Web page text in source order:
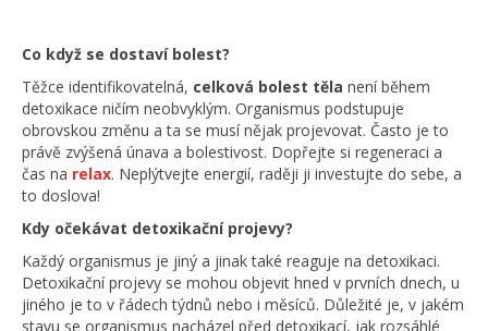
Co když se dostaví bolest?
Těžce identifikovatelná, celková bolest těla není během
detoxikace ničím neobvyklým. Organismus podstupuje
obrovskou změnu a ta se musí nějak projevovat. Často je to
právě zvýšená únava a bolestivost. Dopřejte si regeneraci a
čas na relax. Neplýtvejte energií, raději ji investujte do sebe, a
to doslova!
Kdy očekávat detoxikační projevy?
Každý organismus je jiný a jinak také reaguje na detoxikaci.
Detoxikační projevy se mohou objevit hned v prvních dnech, u
jiného je to v řádech týdnů nebo i měsíců. Důležité je, v jakém
stavu se organismus nacházel před detoxikací, jak rozsáhlé